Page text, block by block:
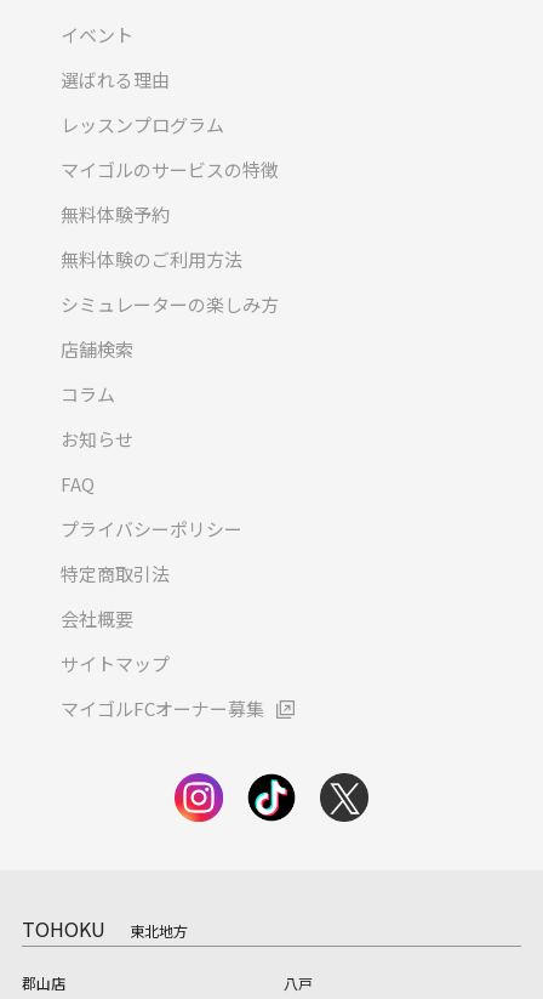
イベント
選ばれる理由
レッスンプログラム
マイゴルのサービスの特徴
無料体験予約
無料体験のご利用方法
シミュレーターの楽しみ方
店舗検索
コラム
お知らせ
FAQ
プライバシーポリシー
特定商取引法
会社概要
サイトマップ
マイゴルFCオーナー募集
TOHOKU 東北地方
郡山店 八戸